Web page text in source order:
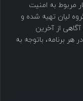
مربوط به امنیت
لیان تهیه شده و
از آخرین
برنامه، باتوجه به